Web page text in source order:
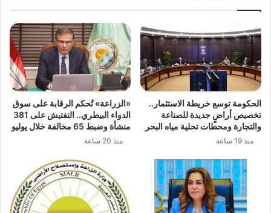
الحكومة توسع خريطة الاستثمار..
تخصيص أراضٍ جديدة للصناعة
والتجارة ومحطات تحلية مياه البحر
منذ 19 ساعة
«الزراعة» تُحكم الرقابة على سوق
الدواء البيطري.. التفتيش على 381
منشأة وضبط 65 مخالفة خلال يوليو
منذ 20 ساعة